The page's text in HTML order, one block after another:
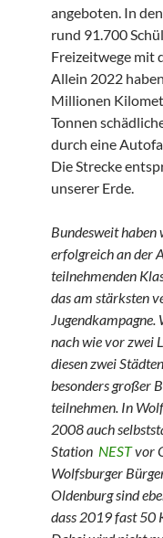
angeboten. In
rund 91.700
Freizeitwege mit
Allein 2022
Millionen
Tonnen
durch eine
Die Strecke
unserer Erde.
Bundesweit
erfolgreich an der
teilnehmenden
das am stärksten
Jugendkampagne.
nach wie vor zwei
diesen zwei
besonders großer
teilnehmen. In
2008 auch
Station NESTvor
Wolfsburger
Oldenburg sind
dass 2019 fast 50